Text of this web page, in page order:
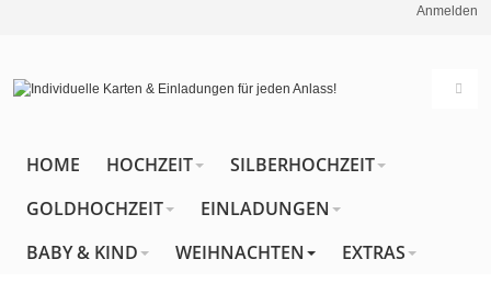
Anmelden
HOME HOCHZEIT
SILBERHOCHZEIT
GOLDHOCHZEIT
EINLADUNGEN
BABY & KIND
WEIHNACHTEN EXTRAS